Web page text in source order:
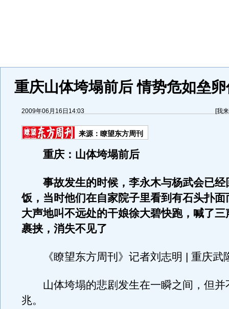
重庆山体垮塌前后 情势危如垒
2009年06月16日14:03 [我
来源： 瞭望东方周刊
重庆：山体垮塌前后
事故发生的时候，李永木与杨武会已经
饭，当时他们在自家院子里看到有石头扑面
大声地叫不远处的干娘徐大碧快跑，喊了三
裹挟，消失不见了
《瞭望东方周刊》记者刘志明 | 重庆武
山体垮塌的悲剧发生在一瞬之间，但并
兆。